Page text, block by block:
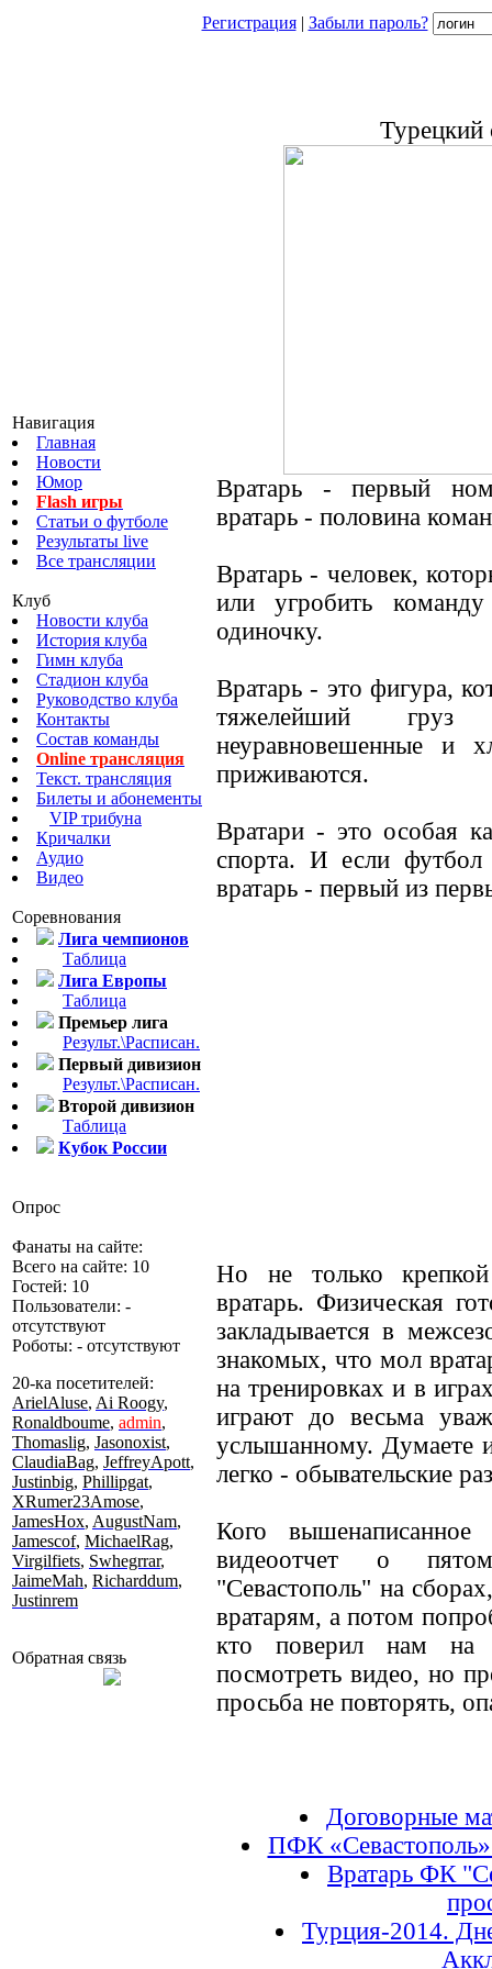
Регистрация| Забыли пароль?
Навигация
Главная
Новости
Юмор
Flash игры
Статьи о футболе
Результаты live
Все трансляции
Клуб
Новости клуба
История клуба
Гимн клуба
Стадион клуба
Руководство клуба
Контакты
Состав команды
Online трансляция
Текст. трансляция
Билеты и абонементы
VIP трибуна
Кричалки
Аудио
Видео
Соревнования
Лига чемпионов
Таблица
Лига Европы
Таблица
Премьер лига
Результ.\Расписан.
Первый дивизион
Результ.\Расписан.
Второй дивизион
Таблица
Кубок России
Опрос
Фанаты на сайте:
Всего на сайте: 10
Гостей: 10
Пользователи: -
отсутствуют
Роботы: - отсутствуют
20-ка посетителей:
ArielAluse, Ai Roogy,
Ronaldboume, admin,
Thomaslig, Jasonoxist,
ClaudiaBag, JeffreyApott,
Justinbig, Phillipgat,
XRumer23Amose,
JamesHox, AugustNam,
Jamescof, MichaelRag,
Virgilfiets, Swhegrrar,
JaimeMah, Richarddum,
Justinrem
Обратная связь
Турецкий
Вратарь - первый
вратарь - половина
Вратарь - человек,
или угробить
одиночку.
Вратарь - это фигура,
тяжелейший груз
неуравновешенные и
приживаются.
Вратари - это особая
спорта. И если
вратарь - первый из
Но не только крепкой
вратарь. Физическая
закладывается в
знакомых, что мол
на тренировках и в
играют до весьма
услышанному. Думаете
легко - обывательские
Кого
видеоотчет о
"Севастополь" на
вратарям, а потом
кто поверил нам на
посмотреть видео, но
просьба не повторять,
Договорные
ПФК
Вратарь ФК
Турция-2014.